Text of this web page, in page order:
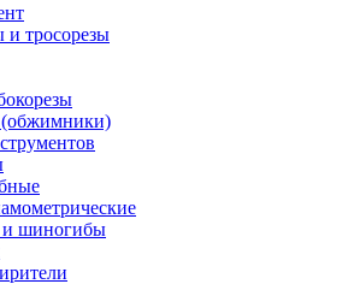
и тросорезы
шиногибы